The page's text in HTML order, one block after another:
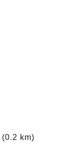
(0.2 km)